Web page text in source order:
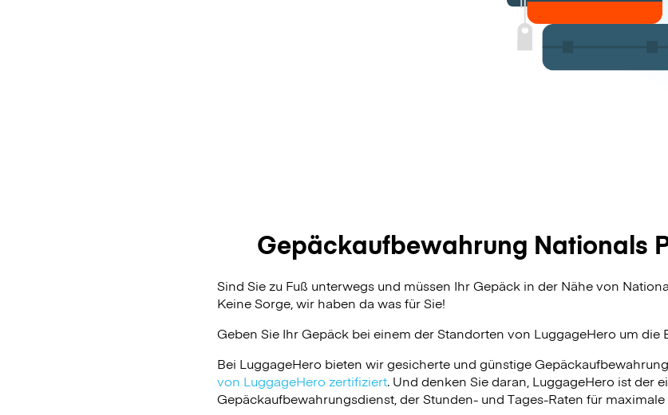
Gepäckaufbewahrung Nationals
Sind Sie zu Fuß unterwegs und müssen Ihr Gepäck in der Nähe von
Keine Sorge, wir haben da was für Sie!
Geben Sie Ihr Gepäck bei einem der Standorten von LuggageHero um die
Bei LuggageHero bieten wir gesicherte und günstige
von LuggageHero zertifiziert. Und denken Sie daran, LuggageHero ist der
Gepäckaufbewahrungsdienst, der Stunden- und Tages-Raten für